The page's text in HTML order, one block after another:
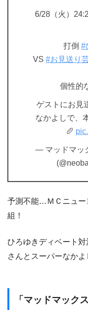
6/28（火）
打倒 #
VS #お見送り
個性的
ゲストにお見
なかよしで、
🥖
— マッドマッ
予測不能…ＭＣニュー
組！
ひろゆきディベート
さんとスーパーなか
「マッドマック